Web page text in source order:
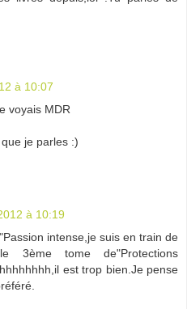
à 10:07
voyais MDR
je parles :)
à 10:19
intense,je suis en train de
3ème tome de"Protections
est trop bien.Je pense